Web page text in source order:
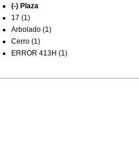
(-) Plaza
17 (1)
Arbolado (1)
Cerro (1)
ERROR 413H (1)